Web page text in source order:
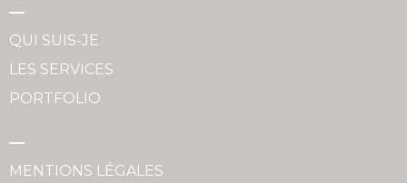
QUI SUIS-JE
LES SERVICES
PORTFOLIO
MENTIONS LÉGALES